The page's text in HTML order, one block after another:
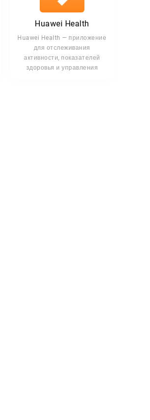
Huawei Health
Huawei Health — приложение
для отслеживания
активности, показателей
здоровья и управления